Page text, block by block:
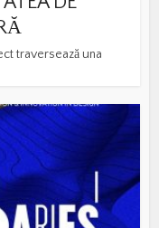
traversează una